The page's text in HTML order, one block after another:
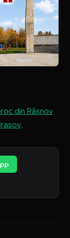
din Râșnov
.